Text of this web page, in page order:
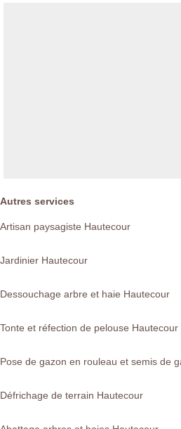
Autres services
Artisan paysagiste Hautecour
Jardinier Hautecour
Dessouchage arbre et haie Hautecour
Tonte et réfection de pelouse Hautecour
Pose de gazon en rouleau et semis de
Défrichage de terrain Hautecour